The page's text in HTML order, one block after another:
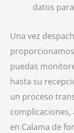
datos
Una vez
puedas
hasta su
un proceso
en Calama de